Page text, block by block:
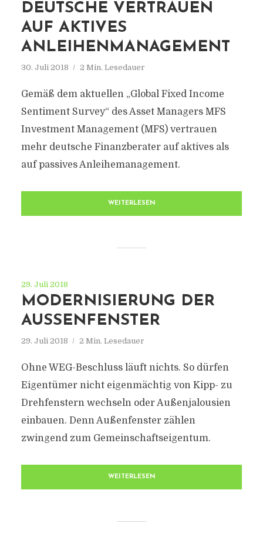
DEUTSCHE VERTRAUEN
AUF AKTIVES
ANLEIHENMANAGEMENT
30. Juli 2018 2 Min. Lesedauer
Gemäß dem aktuellen „Global Fixed Income
Sentiment Survey“ des Asset Managers MFS
Investment Management (MFS) vertrauen
mehr deutsche Finanzberater auf aktives als
auf passives Anleihemanagement.
WEITERLESEN
29. Juli 2018
MODERNISIERUNG DER
AUSSENFENSTER
29. Juli 2018 2 Min. Lesedauer
Ohne WEG-Beschluss läuft nichts. So dürfen
Eigentümer nicht eigenmächtig von Kipp- zu
Drehfenstern wechseln oder Außenjalousien
einbauen. Denn Außenfenster zählen
zwingend zum Gemeinschaftseigentum.
WEITERLESEN